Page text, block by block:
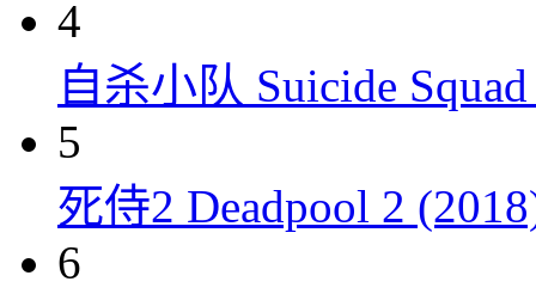
4
自杀小队 Suicide
5
死侍2 Deadpool 2
6